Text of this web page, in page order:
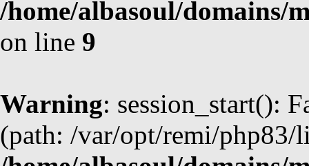
/home/albasoul/domains/
on line 9
Warning: session_start():
(path: /var/opt/remi/php83/